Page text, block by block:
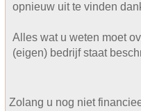
opnieuw uit te vinden
Alles wat u weten moet
(eigen) bedrijf staat
Zolang u nog niet